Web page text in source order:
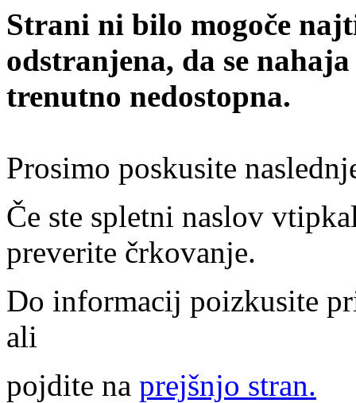
Strani ni bilo mogoče
odstranjena, da se
trenutno nedostopna.
Prosimo poskusite
Če ste spletni naslov
preverite črkovanje.
Do informacij poizkusite
ali
pojdite na prejšnjo stran.